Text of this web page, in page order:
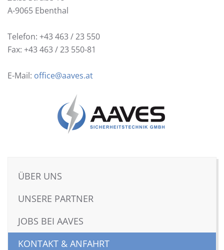
A-9065 Ebenthal
Telefon: +43 463 / 23 550
Fax: +43 463 / 23 550-81
E-Mail: office@aaves.at
ÜBER UNS
UNSERE PARTNER
JOBS BEI AAVES
KONTAKT & ANFAHRT